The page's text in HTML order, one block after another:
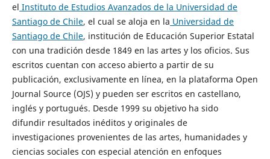
el Instituto de Estudios Avanzados de la Universidad de
Santiago de Chile, el cual se aloja en la Universidad de
Santiago de Chile, institución de Educación Superior Estatal
con una tradición desde 1849 en las artes y los oficios. Sus
escritos cuentan con acceso abierto a partir de su
publicación, exclusivamente en línea, en la plataforma Open
Journal Source (OJS) y pueden ser escritos en castellano,
inglés y portugués. Desde 1999 su objetivo ha sido
difundir resultados inéditos y originales de
investigaciones provenientes de las artes, humanidades y
ciencias sociales con especial atención en enfoques